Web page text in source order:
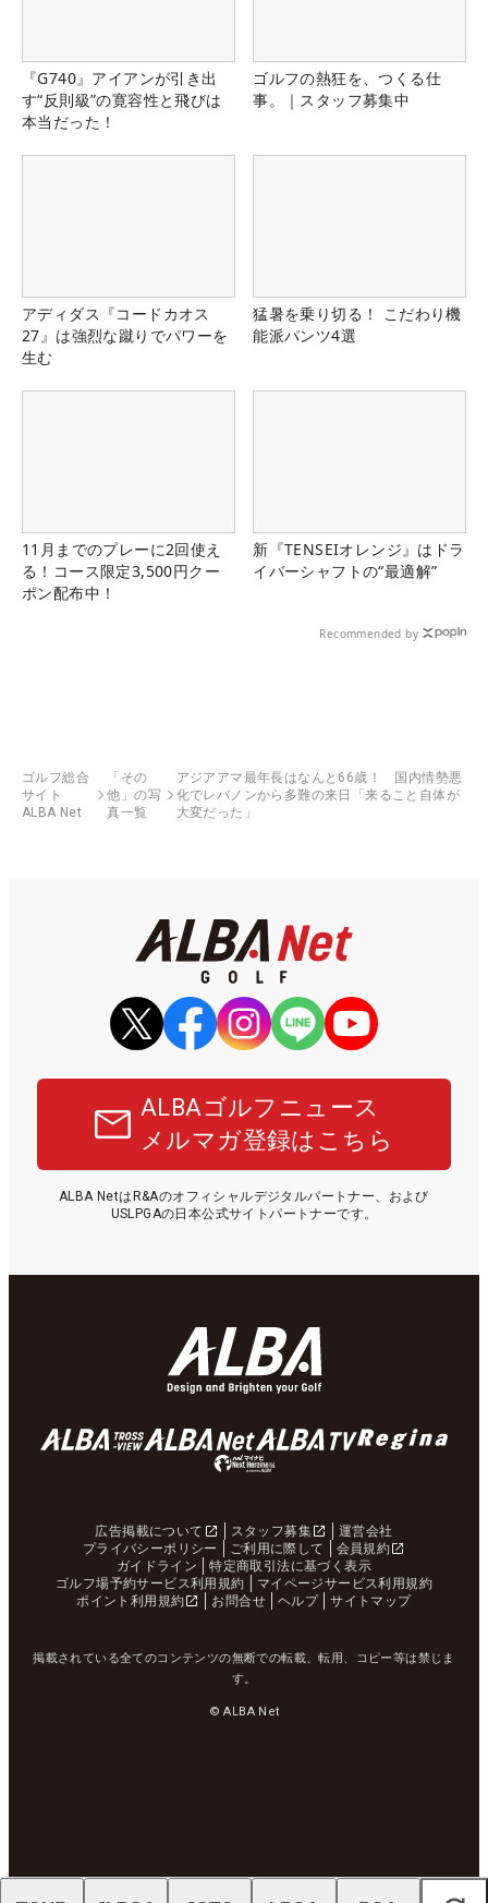
『G740』アイアンが引き出
す“反則級”の寛容性と飛びは
本当だった！
ゴルフの熱狂を、つくる仕
事。｜スタッフ募集中
アディダス『コードカオス
27』は強烈な蹴りでパワーを
生む
猛暑を乗り切る！ こだわり機
能派パンツ4選
11月までのプレーに2回使え
る！コース限定3,500円クー
ポン配布中！
新『TENSEIオレンジ』はドラ
イバーシャフトの“最適解”
Recommended by
ゴルフ総合
サイト
ALBA Net
「その
他」の写
真一覧
アジアアマ最年長はなんと66歳！ 国内情勢悪
化でレバノンから多難の来日「来ること自体が
大変だった」
ALBAゴルフニュース
メルマガ登録はこちら
ALBA NetはR&Aのオフィシャルデジタルパートナー、および
USLPGAの日本公式サイトパートナーです。
広告掲載について スタッフ募集
運営会社
プライバシーポリシー
ご利用に際して
会員規約
ガイドライン
特定商取引法に基づく表示
ゴルフ場予約サービス利用規約
マイページサービス利用規約
ポイント利用規約
お問合せ ヘルプ サイトマップ
掲載されている全てのコンテンツの無断での転載、転用、コピー等は禁じま
す。
© ALBA Net